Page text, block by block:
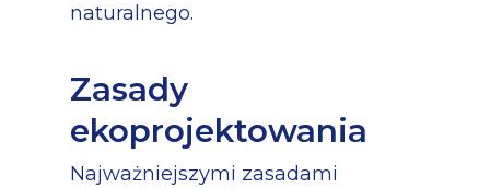
naturalnego.
Zasady
ekoprojektowania
Najważniejszymi zasadami